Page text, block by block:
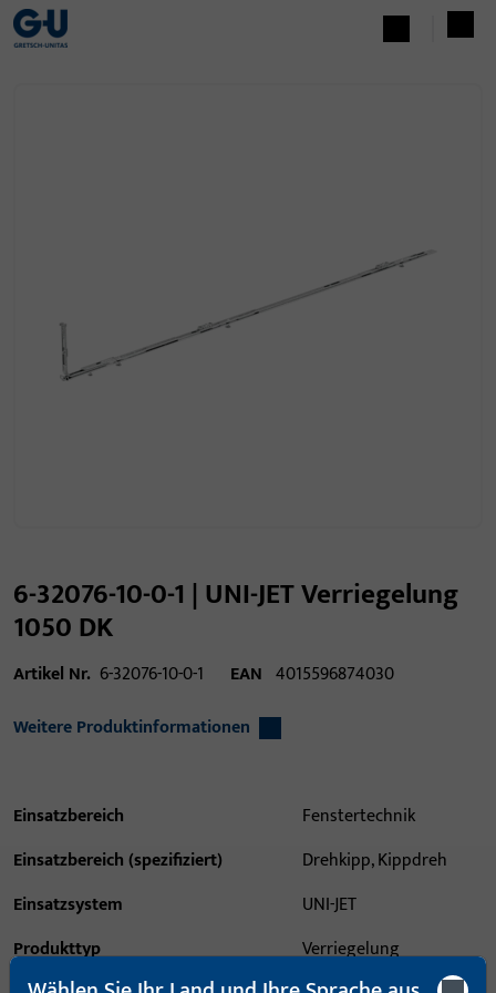
6-32076-10-0-1 | UNI-JET Verriegelung
1050 DK
Artikel Nr. 6-32076-10-0-1 EAN 4015596874030
Weitere Produktinformationen
Einsatzbereich
Fenstertechnik
Einsatzbereich (spezifiziert)
Drehkipp, Kippdreh
Einsatzsystem
UNI-JET
Produkttyp
Verriegelung